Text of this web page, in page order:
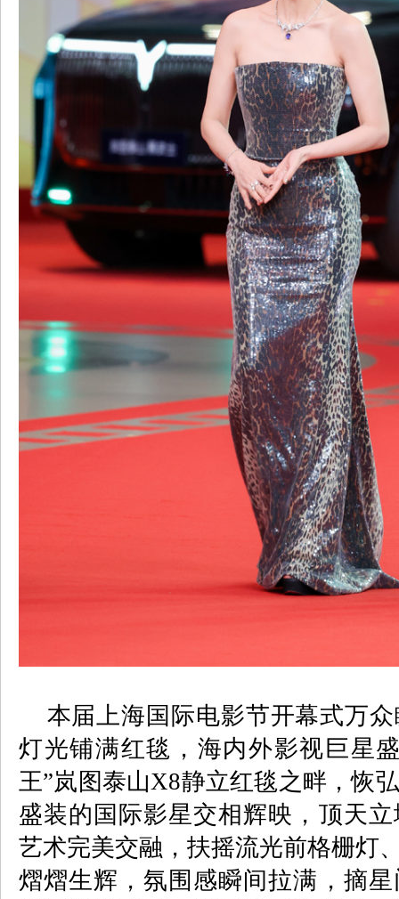
本届上海国际电影节开幕式万众
灯光铺满红毯，海内外影视巨星
王”岚图泰山X8静立红毯之畔，恢
盛装的国际影星交相辉映，顶天
艺术完美交融，扶摇流光前格栅灯
熠熠生辉，氛围感瞬间拉满，摘